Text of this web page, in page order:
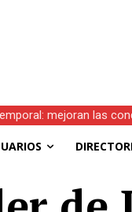
mejoran las